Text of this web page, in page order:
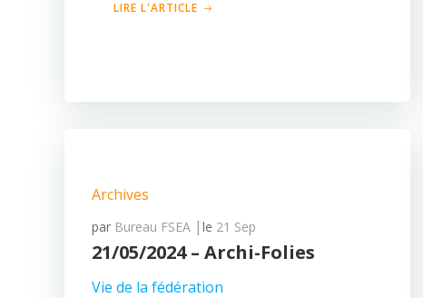
LIRE L'ARTICLE
Archives
par Bureau FSEA | le 21 Sep
21/05/2024 – Archi-Folies
Vie de la fédération